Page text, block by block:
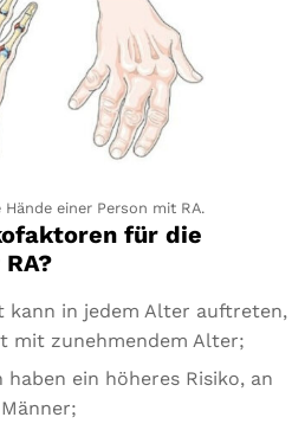
einer Person mit RA.
für die
kann in jedem Alter auftreten,
mit zunehmendem Alter;
ein höheres Risiko, an
Diese
Cookies
sind nicht
optional. Sie
werden
benötigt,
damit die
funktioniert.
In order for
us to
improve the
website's